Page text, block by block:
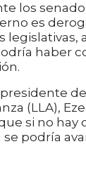
los
es
legislativas,
haber
(LLA),
si no hay
podría